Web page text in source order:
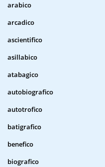
arabico
arcadico
ascientifico
asillabico
atabagico
autobiografico
autotrofico
batigrafico
benefico
biografico